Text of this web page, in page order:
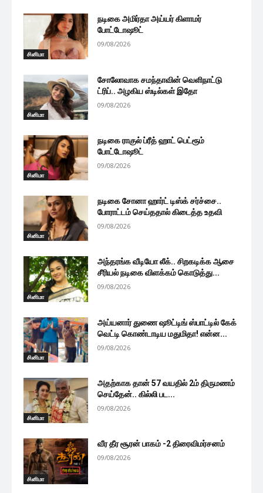
சினிமா
நடிகை அமிர்தா அய்யர் கிளாமர்
போட்டோஷூட்
09/08/2026
சினிமா
சோலோவாக சமந்தாவின் வெளிநாட்டு
ட்ரிப்.. அழகிய ஸ்டில்கள் இதோ
09/08/2026
சினிமா
நடிகை ராகுல் ப்ரீத் ஹாட் பெட்ரூம்
போட்டோஷூட்
09/08/2026
சினிமா
நடிகை சோனா ஹார்ட் டிஸ்க் சர்ச்சை..
போராட்டம் செய்ததால் கிடைத்த உதவி
09/08/2026
சினிமா
அந்தரங்க வீடியோ லீக்.. சிறகடிக்க ஆசை
சீரியல் நடிகை விளக்கம் கொடுத்து...
09/08/2026
சினிமா
அய்யனார் துணை ஷூட்டிங் ஸ்பாட்டில் கேக்
வெட்டி கொண்டாடிய மதுமிதா! என்ன...
09/08/2026
சினிமா
அதற்காக தான் 57 வயதில் 2ம் திருமணம்
செய்தேன்.. கில்லி பட...
09/08/2026
சினிமா
வீர தீர சூரன் பாகம் -2 திரைவிமர்சனம்
09/08/2026